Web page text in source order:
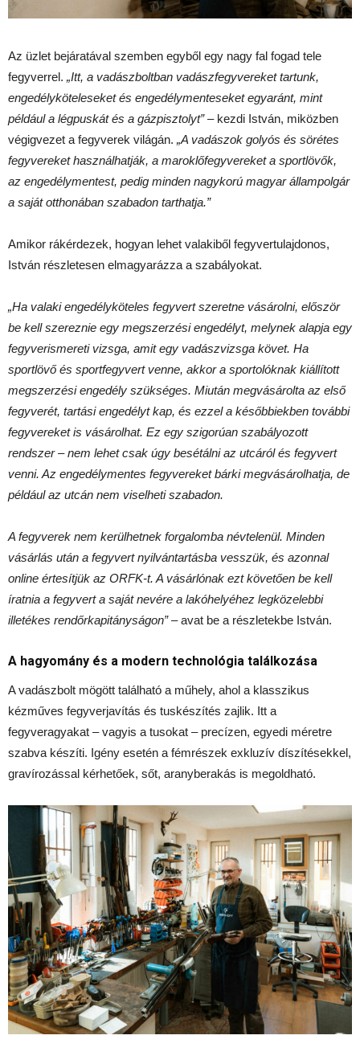
Az üzlet bejáratával szemben egyből egy nagy fal fogad tele
fegyverrel. „Itt, a vadászboltban vadászfegyvereket tartunk,
engedélyköteleseket és engedélymenteseket egyaránt, mint
például a légpuskát és a gázpisztolyt”– kezdi István, miközben
végigvezet a fegyverek világán. „A vadászok golyós és sörétes
fegyvereket használhatják, a maroklőfegyvereket a sportlövők,
az engedélymentest, pedig minden nagykorú magyar állampolgár
a saját otthonában szabadon tarthatja.”
Amikor rákérdezek, hogyan lehet valakiből fegyvertulajdonos,
István részletesen elmagyarázza a szabályokat.
„Ha valaki engedélyköteles fegyvert szeretne vásárolni, először
be kell szereznie egy megszerzési engedélyt, melynek alapja egy
fegyverismereti vizsga, amit egy vadászvizsga követ. Ha
sportlövő és sportfegyvert venne, akkor a sportolóknak kiállított
megszerzési engedély szükséges. Miután megvásárolta az első
fegyverét, tartási engedélyt kap, és ezzel a későbbiekben további
fegyvereket is vásárolhat. Ez egy szigorúan szabályozott
rendszer – nem lehet csak úgy besétálni az utcáról és fegyvert
venni. Az engedélymentes fegyvereket bárki megvásárolhatja, de
például az utcán nem viselheti szabadon.
A fegyverek nem kerülhetnek forgalomba névtelenül. Minden
vásárlás után a fegyvert nyilvántartásba vesszük, és azonnal
online értesítjük az ORFK-t. A vásárlónak ezt követően be kell
íratnia a fegyvert a saját nevére a lakóhelyéhez legközelebbi
illetékes rendőrkapitányságon”– avat be a részletekbe István.
A hagyomány és a modern technológia találkozása
A vadászbolt mögött található a műhely, ahol a klasszikus
kézműves fegyverjavítás és tuskészítés zajlik. Itt a
fegyveragyakat – vagyis a tusokat – precízen, egyedi méretre
szabva készíti. Igény esetén a fémrészek exkluzív díszítésekkel,
gravírozással kérhetőek, sőt, aranyberakás is megoldható.